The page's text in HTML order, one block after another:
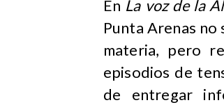
En La voz de la
Punta Arenas no
materia, pero
episodios de
de entregar